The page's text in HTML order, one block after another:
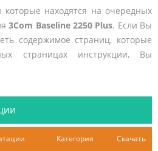
находятся на очередных
3Com Baseline 2250 Plus. Если Вы
содержимое страниц, которые
страницах инструкции, Вы
Категория Скачать